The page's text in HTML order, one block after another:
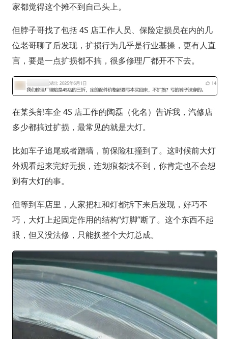
家都觉得这个摊不到自己头上。
但脖子哥找了包括 4S 店工作人员、保险定损员在内的几
位老哥聊了后发现，扩损行为几乎是行业基操，更有人直
言，要是一点扩损都不搞，很多修理厂都开不下去。
在某头部车企 4S 店工作的陶磊（化名）告诉我，汽修店
多少都搞过扩损，最常见的就是大灯。
比如车子追尾或者蹭墙，前保险杠撞到了。这时候前大灯
外观看起来完好无损，连划痕都找不到，你肯定也不会想
到有大灯的事。
但等到车店里，人家把杠和灯都拆下来后发现，好巧不
巧，大灯上起固定作用的结构“灯脚”断了。这个东西不起
眼，但又没法修，只能换整个大灯总成。